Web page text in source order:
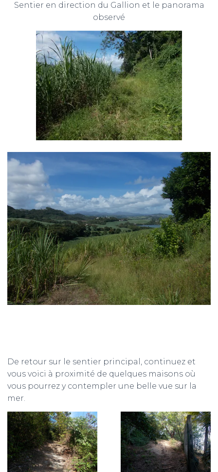
Sentier en direction du Gallion et le panorama
observé
De retour sur le sentier principal, continuez et
vous voici à proximité de quelques maisons où
vous pourrez y contempler une belle vue sur la
mer.